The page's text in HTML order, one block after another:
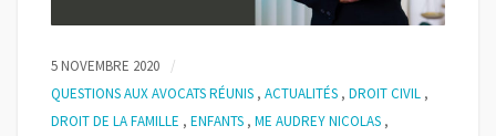
5 NOVEMBRE 2020
QUESTIONS AUX AVOCATS RÉUNIS , ACTUALITÉS , DROIT CIVIL ,
DROIT DE LA FAMILLE , ENFANTS , ME AUDREY NICOLAS ,